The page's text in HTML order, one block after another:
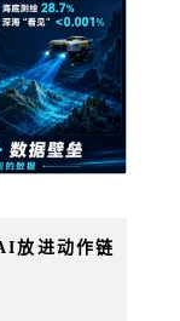
放进动作链